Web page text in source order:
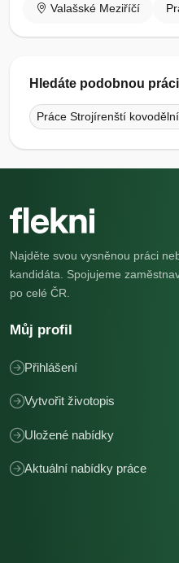
Valašské Meziříčí
Hledáte podobnou
Práce Strojírenští
Najděte svou vysněnou práci
kandidáta. Spojujeme
po celé ČR.
Můj profil
Přihlášení
Vytvořit životopis
Uložené nabídky
Aktuální nabídky práce